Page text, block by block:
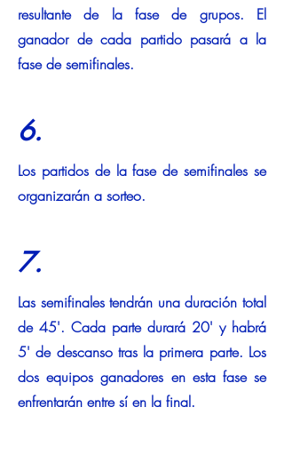
resultante de la fase de grupos. El
ganador de cada partido pasará a la
fase de semifinales.
6.
Los partidos de la fase de semifinales se
organizarán a sorteo.
7.
Las semifinales tendrán una duración total
de 45'. Cada parte durará 20' y habrá
5' de descanso tras la primera parte. Los
dos equipos ganadores en esta fase se
enfrentarán entre sí en la final.